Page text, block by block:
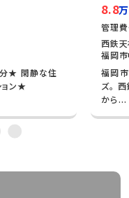
分★ 閑静な住
ョン★
8.8
管理
西鉄
福岡
福岡
ズ。
から...